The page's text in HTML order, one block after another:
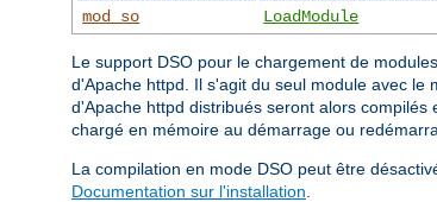
mod_so
LoadModule
Le support DSO pour le chargement de
d'Apache httpd. Il s'agit du seul module avec le
d'Apache httpd distribués seront alors
chargé en mémoire au démarrage ou
La compilation en mode DSO peut être
Documentation sur l'installation